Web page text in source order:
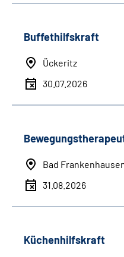
Buffethilfskraft
Ückeritz
30.07.2026
Bad
31.08.2026
Küchenhilfskraft